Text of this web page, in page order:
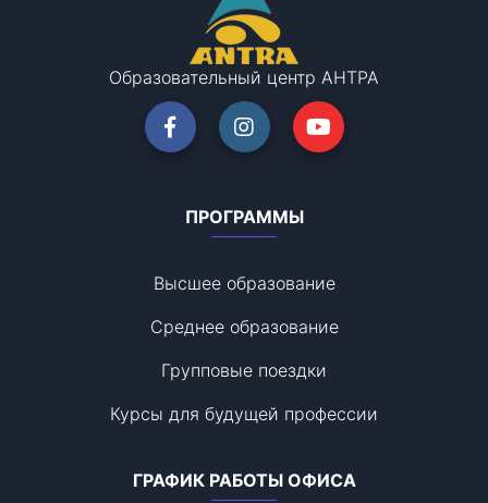
Образовательный центр АНТРА
ПРОГРАММЫ
Высшее образование
Среднее образование
Групповые поездки
Курсы для будущей профессии
ГРАФИК РАБОТЫ ОФИСА